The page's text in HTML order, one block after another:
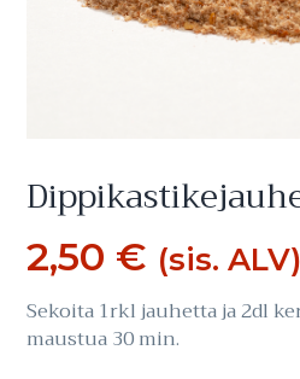
2,50 € (sis. ALV)
Sekoita 1rkl jauhetta ja 2dl
maustua 30 min.